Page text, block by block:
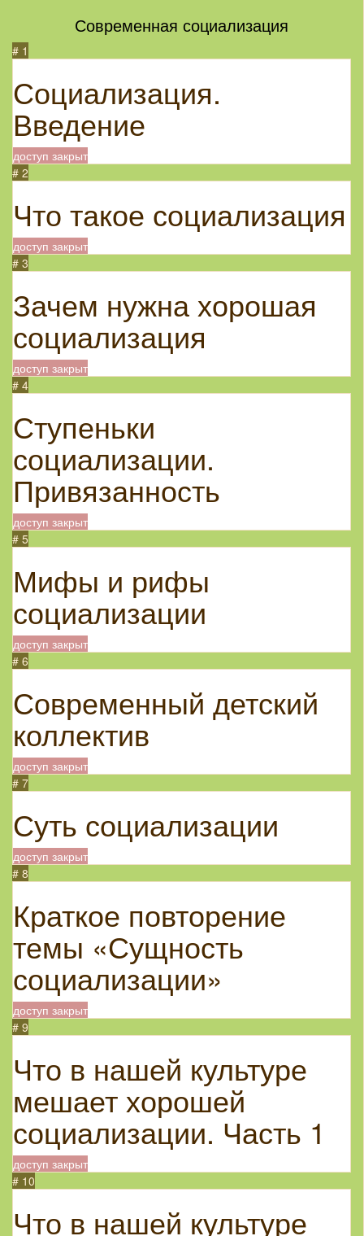
Современная социализация
# 1
Социализация.
Введение
доступ закрыт
# 2
Что такое социализация
доступ закрыт
# 3
Зачем нужна хорошая
социализация
доступ закрыт
# 4
Ступеньки
социализации.
Привязанность
доступ закрыт
# 5
Мифы и рифы
социализации
доступ закрыт
# 6
Современный детский
коллектив
доступ закрыт
# 7
Суть социализации
доступ закрыт
# 8
Краткое повторение
темы «Сущность
социализации»
доступ закрыт
# 9
Что в нашей культуре
мешает хорошей
социализации. Часть 1
доступ закрыт
# 10
Что в нашей культуре